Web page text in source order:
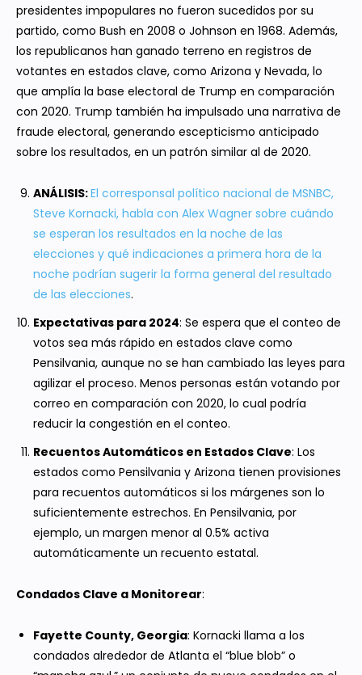
presidentes impopulares no fueron sucedidos por su
partido, como Bush en 2008 o Johnson en 1968. Además,
los republicanos han ganado terreno en registros de
votantes en estados clave, como Arizona y Nevada, lo
que amplía la base electoral de Trump en comparación
con 2020. Trump también ha impulsado una narrativa de
fraude electoral, generando escepticismo anticipado
sobre los resultados, en un patrón similar al de 2020.
ANÁLISIS:El corresponsal político nacional de MSNBC,
Steve Kornacki, habla con Alex Wagner sobre cuándo
se esperan los resultados en la noche de las
elecciones y qué indicaciones a primera hora de la
noche podrían sugerir la forma general del resultado
de las elecciones.
Expectativas para 2024: Se espera que el conteo de
votos sea más rápido en estados clave como
Pensilvania, aunque no se han cambiado las leyes para
agilizar el proceso. Menos personas están votando por
correo en comparación con 2020, lo cual podría
reducir la congestión en el conteo.
Recuentos Automáticos en Estados Clave: Los
estados como Pensilvania y Arizona tienen provisiones
para recuentos automáticos si los márgenes son lo
suficientemente estrechos. En Pensilvania, por
ejemplo, un margen menor al 0.5% activa
automáticamente un recuento estatal.
Condados Clave a Monitorear:
Fayette County, Georgia: Kornacki llama a los
condados alrededor de Atlanta el “blue blob” o